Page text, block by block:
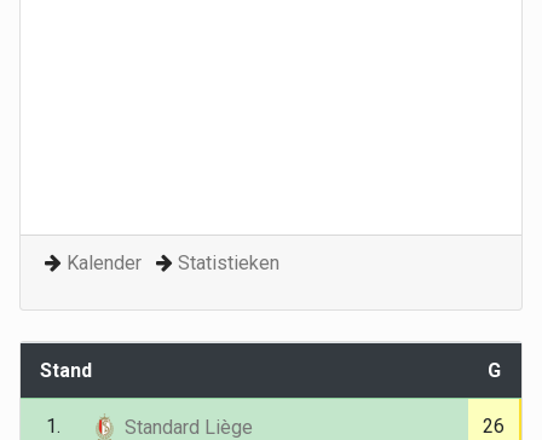
Kalender Statistieken
Stand G
1. Standard Liège 26